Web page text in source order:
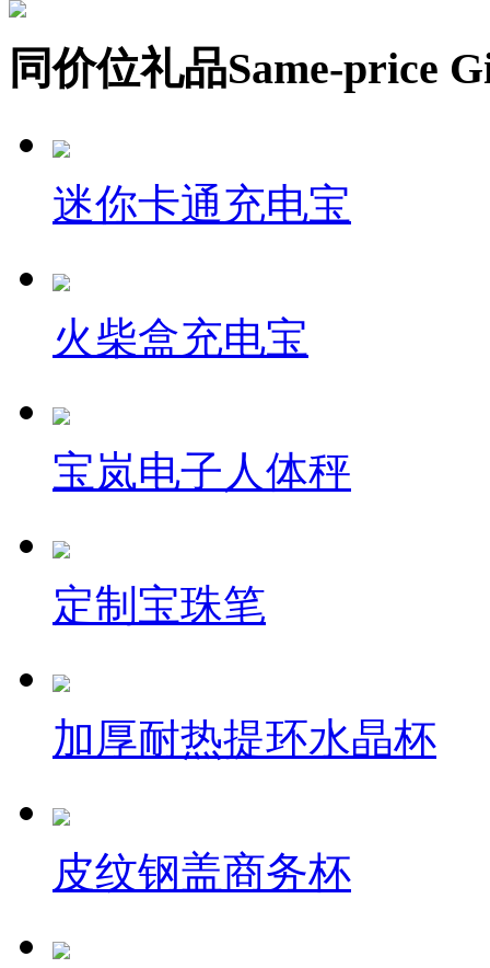
同价位礼品Same-price
迷你卡通充电宝
火柴盒充电宝
宝岚电子人体秤
定制宝珠笔
加厚耐热提环水晶杯
皮纹钢盖商务杯